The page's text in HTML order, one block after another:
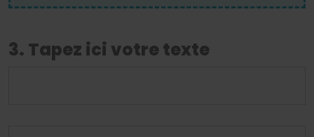
3. Tapez ici votre texte